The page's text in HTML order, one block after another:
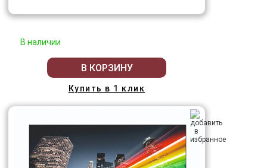
В наличии
В КОРЗИНУ
Купить в 1 клик